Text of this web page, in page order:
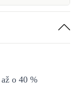
o 40 %